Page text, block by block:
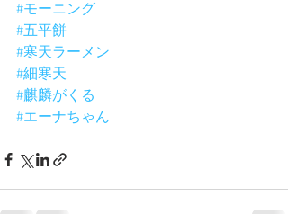
#モーニング
#五平餅
#寒天ラーメン
#細寒天
#麒麟がくる
#エーナちゃん